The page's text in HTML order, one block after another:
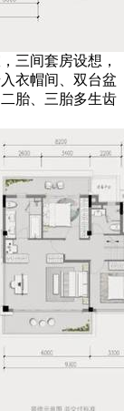
三间套房设想，
衣帽间、双台盆
胎、三胎多生齿